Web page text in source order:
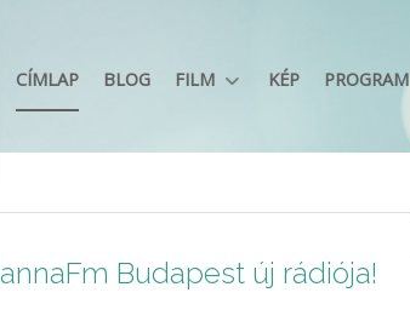
CÍMLAP BLOG FILM KÉP PROGRAM
Budapest új rádiója!